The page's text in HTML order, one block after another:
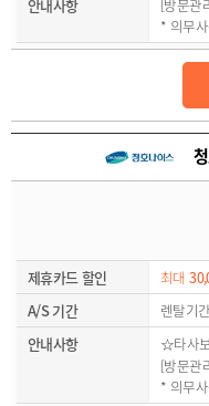
안내사항
[방문관
* 의무
제휴카드 할인 최대
A/S 기간
렌탈기
안내사항
☆타사
[방문관
* 의무